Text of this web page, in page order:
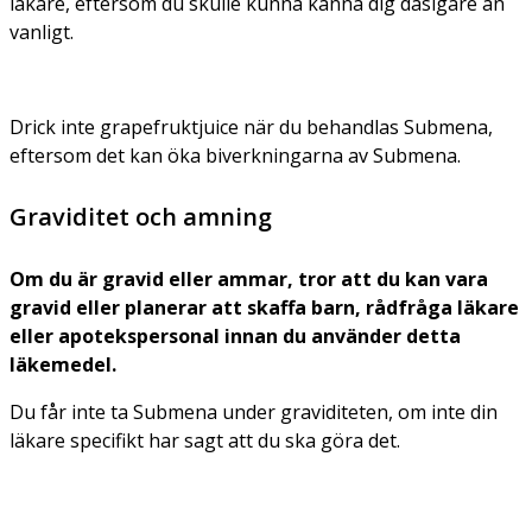
vanligt.
Drick inte grapefruktjuice när du behandlas Submena,
eftersom det kan öka biverkningarna av Submena.
Graviditet och amning
Om du är gravid eller ammar, tror att du kan vara
gravid eller planerar att skaffa barn, rådfråga läkare
eller apotekspersonal innan du använder detta
läkemedel.
Du får inte ta Submena under graviditeten, om inte din
läkare specifikt har sagt att du ska göra det.